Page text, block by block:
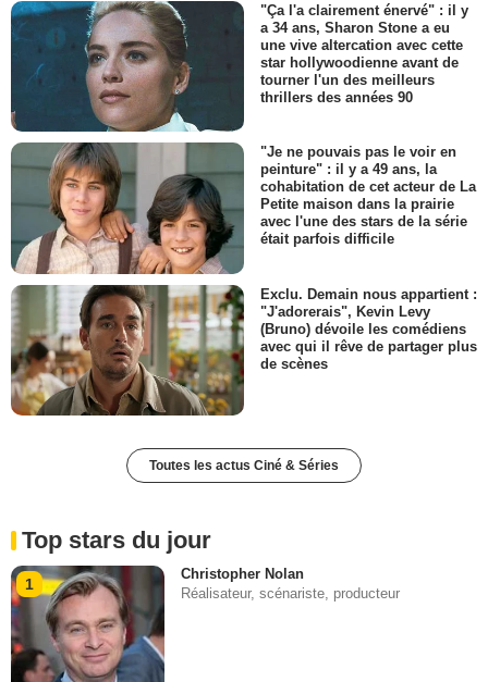
"Ça l'a clairement énervé" : il y
a 34 ans, Sharon Stone a eu
une vive altercation avec cette
star hollywoodienne avant de
tourner l'un des meilleurs
thrillers des années 90
"Je ne pouvais pas le voir en
peinture" : il y a 49 ans, la
cohabitation de cet acteur de La
Petite maison dans la prairie
avec l'une des stars de la série
était parfois difficile
Exclu. Demain nous appartient :
"J'adorerais", Kevin Levy
(Bruno) dévoile les comédiens
avec qui il rêve de partager plus
de scènes
Toutes les actus Ciné & Séries
Top stars du jour
1
Christopher Nolan
Réalisateur, scénariste, producteur